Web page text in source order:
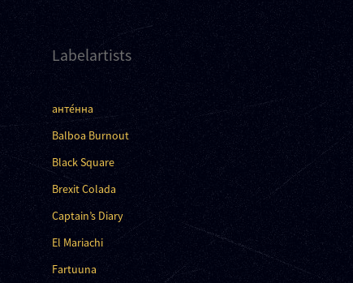
Labelartists
анте́нна
Balboa Burnout
Black Square
Brexit Colada
Captain’s Diary
El Mariachi
Fartuuna